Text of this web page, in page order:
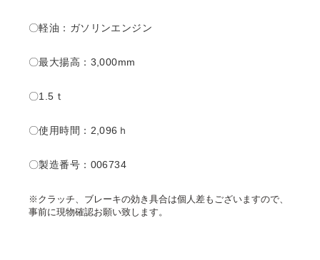
〇軽油：ガソリンエンジン
〇最大揚高：3,000mm
〇1.5ｔ
〇使用時間：2,096ｈ
〇製造番号：006734
※クラッチ、ブレーキの効き具合は個人差もございますので、
事前に現物確認お願い致します。